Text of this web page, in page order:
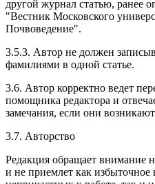
другой журнал статью, ранее
"Вестник Московского
Почвоведение".
3.5.3. Автор не должен
фамилиями в одной статье.
3.6. Автор корректно ведет
помощника редактора и
замечания, если они
3.7. Авторство
Редакция обращает внимание
и не приемлет как избыточное